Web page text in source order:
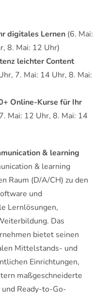
digitales Lernen (6. Mai:
8. Mai: 12 Uhr)
leichter Content
7. Mai: 14 Uhr, 8. Mai:
Online-Kurse für Ihr
Mai: 12 Uhr, 8. Mai: 14
& learning
& learning
Raum (D/A/CH) zu den
und
Lernlösungen,
Das
bietet seinen
Mittelstands- und
Einrichtungen,
maßgeschneiderte
Ready-to-Go-